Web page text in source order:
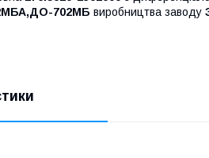
702МБ виробництва заводу